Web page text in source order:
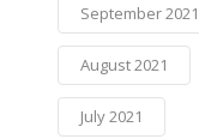
September 2021
August 2021
July 2021